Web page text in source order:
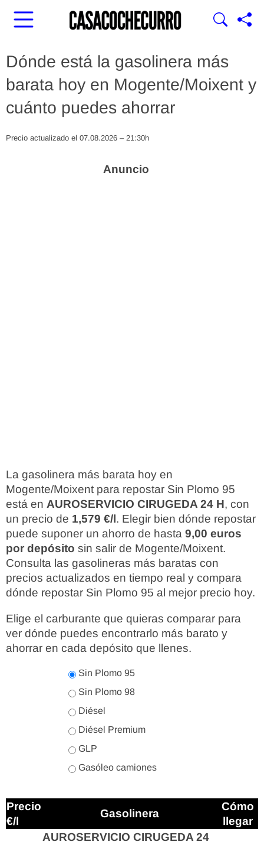
Dónde está la gasolinera más
barata hoy en Mogente/Moixent y
cuánto puedes ahorrar
Precio actualizado el 07.08.2026 – 21:30h
La gasolinera más barata hoy en
Mogente/Moixent para repostar Sin Plomo 95
está en AUROSERVICIO CIRUGEDA 24 H, con
un precio de 1,579 €/l. Elegir bien dónde repostar
puede suponer un ahorro de hasta 9,00 euros
por depósito sin salir de Mogente/Moixent.
Consulta las gasolineras más baratas con
precios actualizados en tiempo real y compara
dónde repostar Sin Plomo 95 al mejor precio hoy.
Elige el carburante que quieras comparar para
ver dónde puedes encontrarlo más barato y
ahorrar en cada depósito que llenes.
Sin Plomo 95
Sin Plomo 98
Diésel
Diésel Premium
GLP
Gasóleo camiones
Precio
€/l
Gasolinera
Cómo
llegar
AUROSERVICIO CIRUGEDA 24